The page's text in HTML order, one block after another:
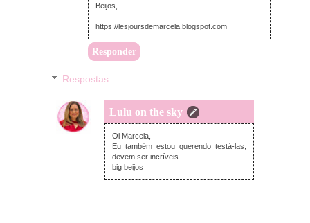
Beijos,
https://lesjoursdemarcela.blogspot.com
Responder
Respostas
Lulu on the sky
domingo, junho 16, 2019
Oi Marcela,
Eu também estou querendo testá-las,
devem ser incríveis.
big beijos